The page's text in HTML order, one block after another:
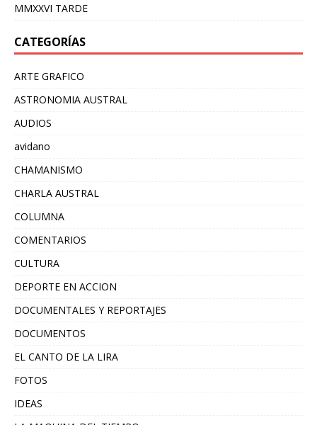
MMXXVI TARDE
CATEGORÍAS
ARTE GRAFICO
ASTRONOMIA AUSTRAL
AUDIOS
avidano
CHAMANISMO
CHARLA AUSTRAL
COLUMNA
COMENTARIOS
CULTURA
DEPORTE EN ACCION
DOCUMENTALES Y REPORTAJES
DOCUMENTOS
EL CANTO DE LA LIRA
FOTOS
IDEAS